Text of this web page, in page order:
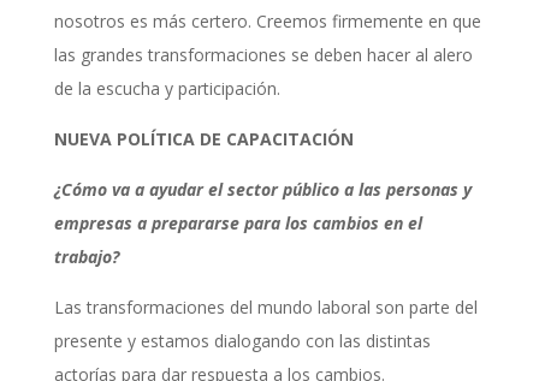
nosotros es más certero. Creemos firmemente en que
las grandes transformaciones se deben hacer al alero
de la escucha y participación.
NUEVA POLÍTICA DE CAPACITACIÓN
¿Cómo va a ayudar el sector público a las personas y
empresas a prepararse para los cambios en el
trabajo?
Las transformaciones del mundo laboral son parte del
presente y estamos dialogando con las distintas
actorías para dar respuesta a los cambios.